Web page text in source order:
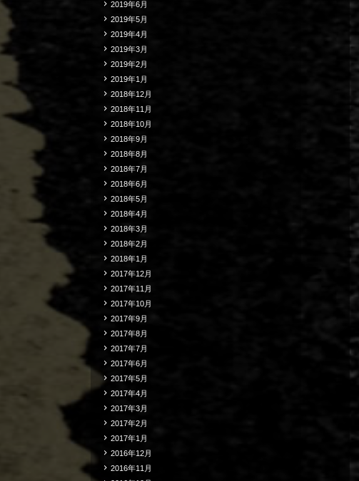
2019年6月
2019年5月
2019年4月
2019年3月
2019年2月
2019年1月
2018年12月
2018年11月
2018年10月
2018年9月
2018年8月
2018年7月
2018年6月
2018年5月
2018年4月
2018年3月
2018年2月
2018年1月
2017年12月
2017年11月
2017年10月
2017年9月
2017年8月
2017年7月
2017年6月
2017年5月
2017年4月
2017年3月
2017年2月
2017年1月
2016年12月
2016年11月